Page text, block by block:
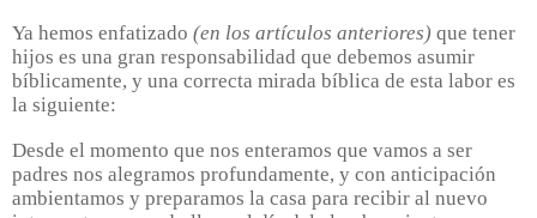
Ya hemos enfatizado (en los artículos anteriores) que tener
hijos es una gran responsabilidad que debemos asumir
bíblicamente, y una correcta mirada bíblica de esta labor es
la siguiente:
Desde el momento que nos enteramos que vamos a ser
padres nos alegramos profundamente, y con anticipación
ambientamos y preparamos la casa para recibir al nuevo